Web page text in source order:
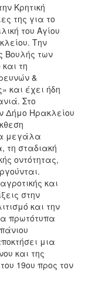
Κρητική
της για το
του Αγίου
Την
Βουλής των
τη
&
και έχει ήδη
Στο
Δήμο Ηρακλείου
μεγάλα
τη σταδιακή
οντότητας,
και
στην
και την
πρωτότυπα
μια
και της
19ου προς τον